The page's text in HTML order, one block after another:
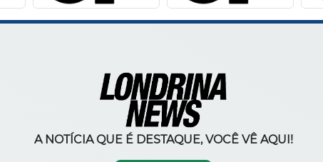
A NOTÍCIA QUE É DESTAQUE, VOCÊ VÊ AQUI!